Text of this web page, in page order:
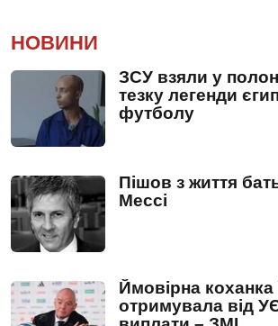
НОВИНИ
ЗСУ взяли у
тезку легенди
футболу
Пішов з життя
Мессі
Ймовірна коханка
отримувала від